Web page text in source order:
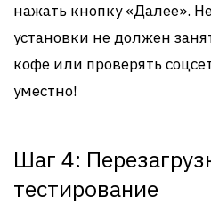
нажать кнопку «Далее».
установки не должен
кофе или проверять
уместно!
Шаг 4:
тестирование